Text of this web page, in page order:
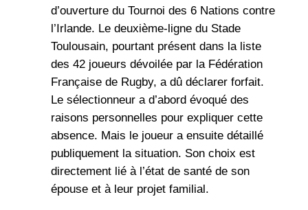
d’ouverture du Tournoi des 6 Nations contre
l’Irlande. Le deuxième-ligne du Stade
Toulousain, pourtant présent dans la liste
des 42 joueurs dévoilée par la Fédération
Française de Rugby, a dû déclarer forfait.
Le sélectionneur a d’abord évoqué des
raisons personnelles pour expliquer cette
absence. Mais le joueur a ensuite détaillé
publiquement la situation. Son choix est
directement lié à l’état de santé de son
épouse et à leur projet familial.